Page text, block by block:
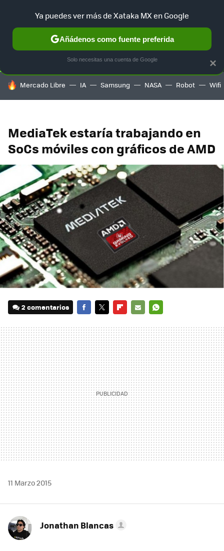
SELECCIÓN GAMING HOME AUTO TERRITORIO
HOY SE HABLA DE
Mercado Libre IA Samsung NASA Robot Wifi
MediaTek estaría trabajando en
SoCs móviles con gráficos de AMD
2 comentarios
MAIL
11 Marzo 2015
Jonathan Blancas
×
Ya puedes ver más de Xataka MX en Google
Añádenos como fuente preferida
Solo necesitas una cuenta de Google